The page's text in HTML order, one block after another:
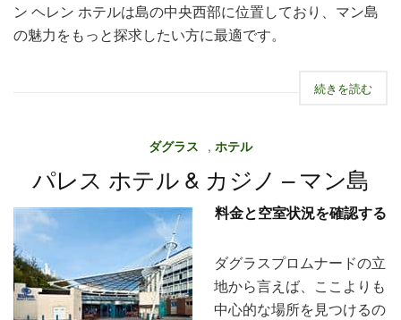
ン ヘレン ホテルは島の中央西部に位置しており、マン島
の魅力をもっと探求したい方に最適です。
続きを読む
ダグラス , ホテル
パレス ホテル & カジノ – マン島
料金と空室状況を確認する
ダグラスプロムナードの立
地から言えば、ここよりも
中心的な場所を見つけるの